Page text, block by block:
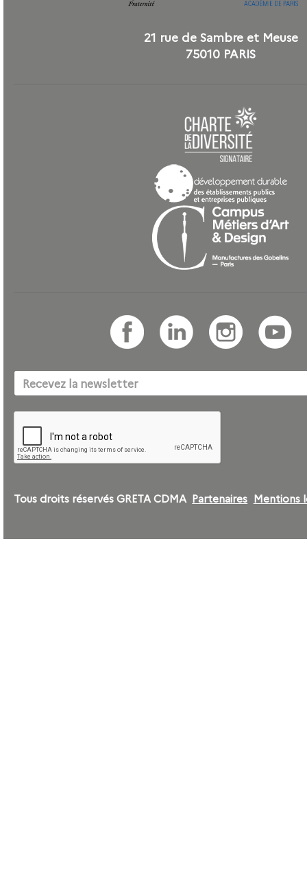
21 rue de Sambre et Meuse
75010 PARIS
Tous droits réservés GRETA CDMA Partenaires Mentions